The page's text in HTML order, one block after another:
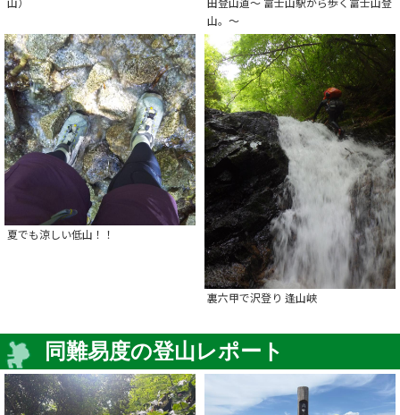
山。～
夏でも涼しい低山！！
裏六甲で沢登り 逢山峡
同難易度の登山レポート